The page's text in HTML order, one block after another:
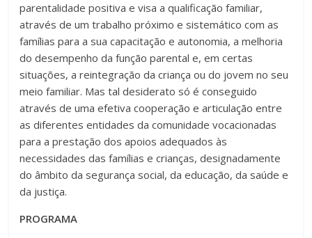
parentalidade positiva e visa a qualificação familiar,
através de um trabalho próximo e sistemático com as
famílias para a sua capacitação e autonomia, a melhoria
do desempenho da função parental e, em certas
situações, a reintegração da criança ou do jovem no seu
meio familiar. Mas tal desiderato só é conseguido
através de uma efetiva cooperação e articulação entre
as diferentes entidades da comunidade vocacionadas
para a prestação dos apoios adequados às
necessidades das famílias e crianças, designadamente
do âmbito da segurança social, da educação, da saúde e
da justiça.
PROGRAMA